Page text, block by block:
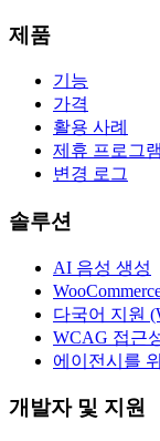
제품
기능
가격
활용 사례
제휴 프로그램
변경 로그
솔루션
AI 음성 생성
다국어 지원
WCAG 접근
에이전시를
개발자 및 지원